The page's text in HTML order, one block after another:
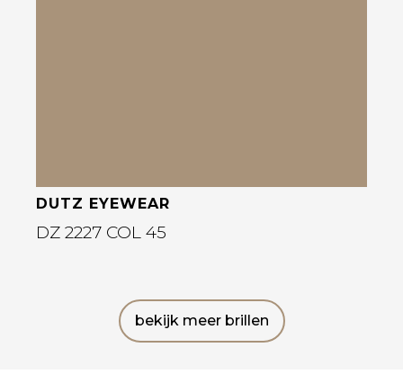
DUTZ EYEWEAR
DZ 2227 COL 45
bekijk meer brillen